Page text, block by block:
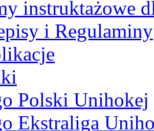
instruktażowe
i Regulaminy
Polski Unihokej
Ekstraliga